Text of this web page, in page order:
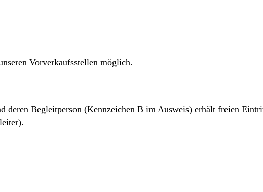
Vorverkaufsstellen möglich.
deren Begleitperson (Kennzeichen B im Ausweis) erhält freien